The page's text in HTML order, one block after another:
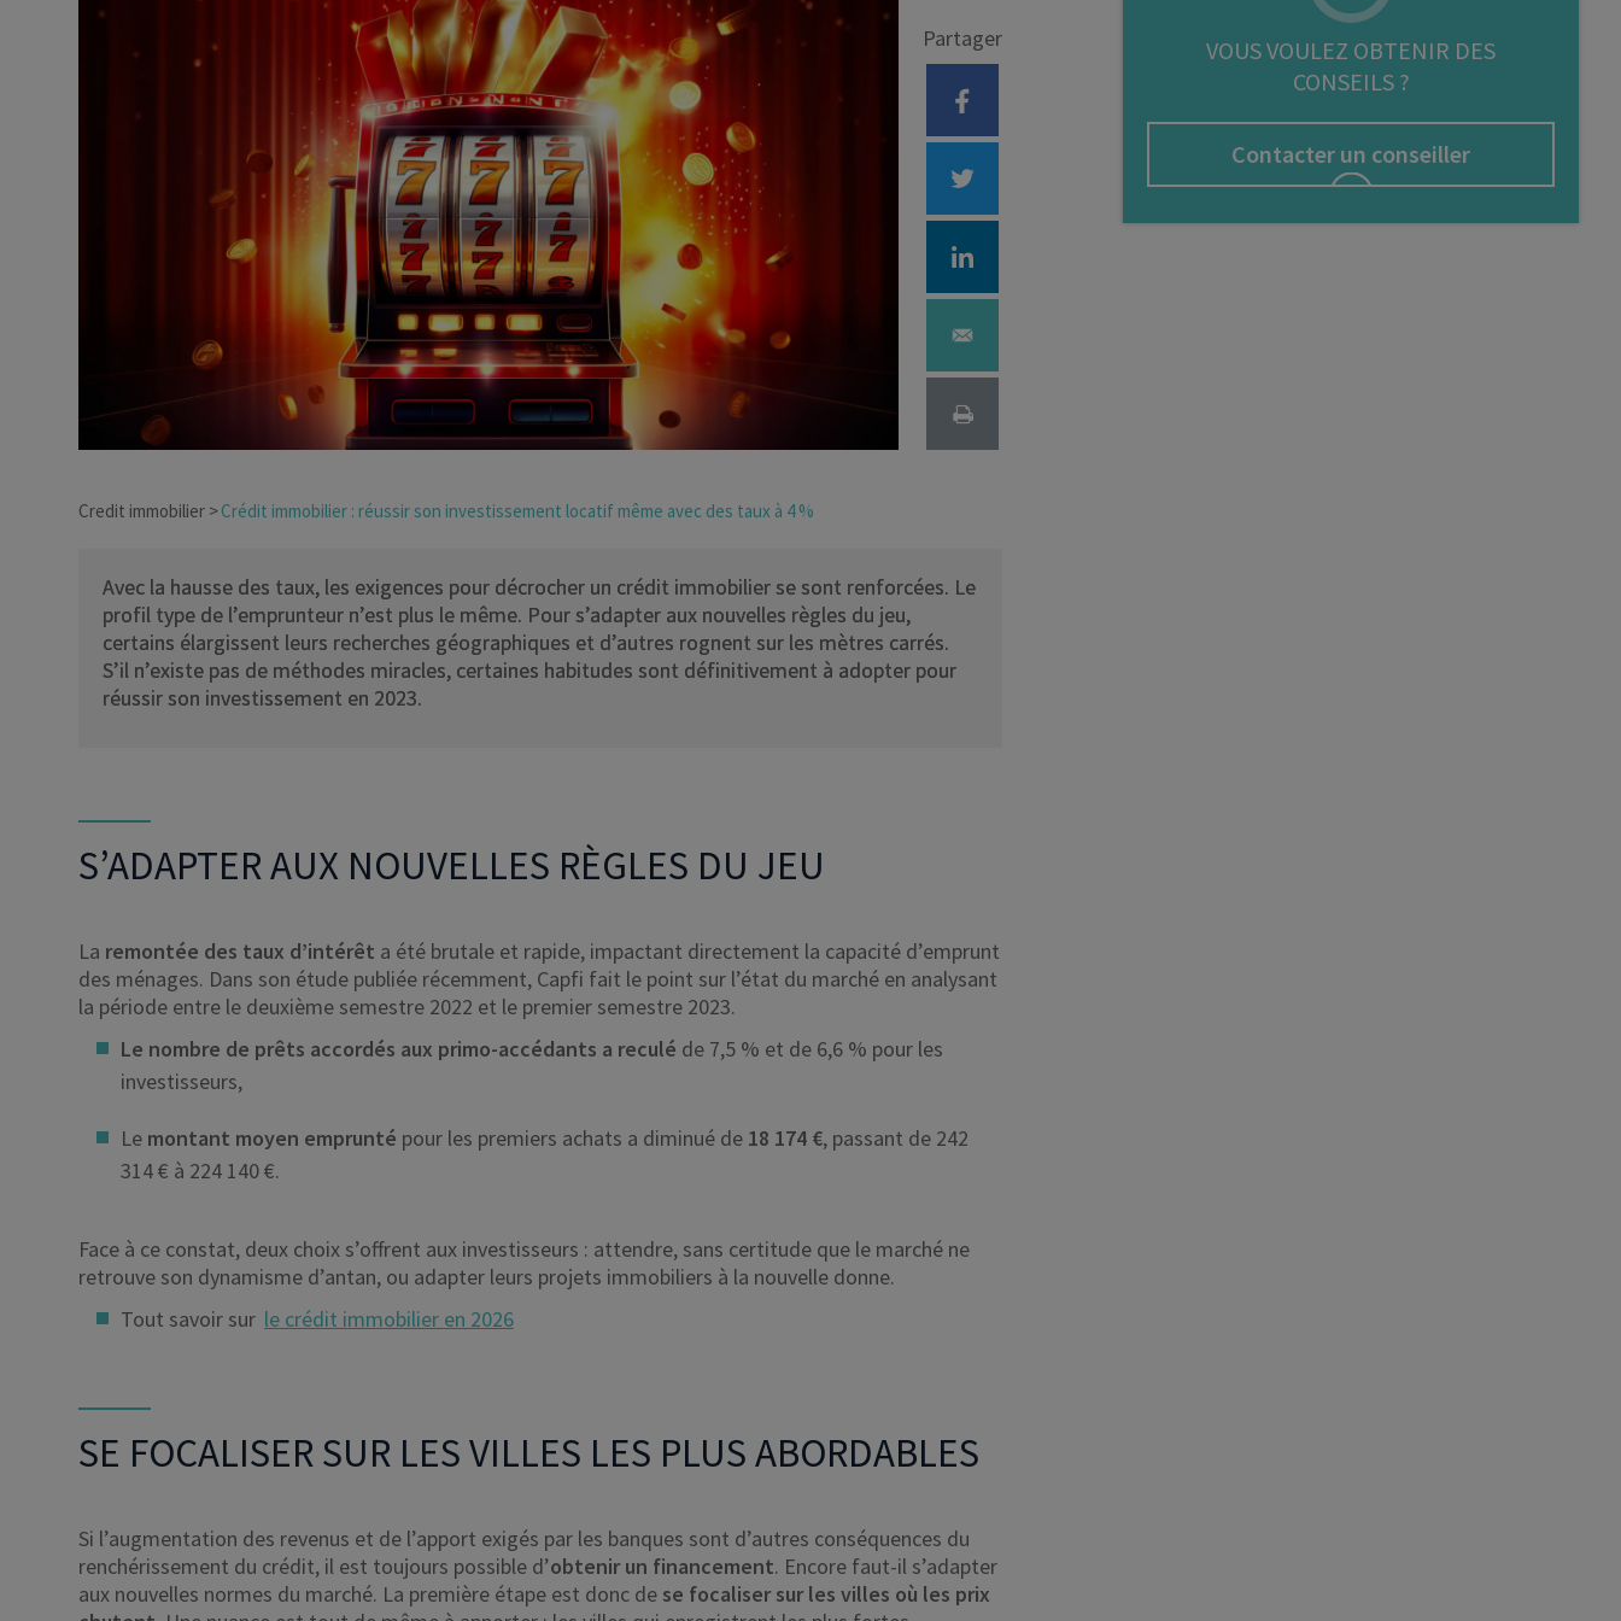
Dirigeant d’entreprise
Conseils fiscalité d’entreprise
Déficit foncier
Loi Pinel
Anciens dispositifs
Investissement locatif
Partager
Credit immobilier Crédit immobilier : réussir son investissement locatif même avec des taux à 4 %
Avec la hausse des taux, les exigences pour décrocher un crédit immobilier se sont renforcées. Le
profil type de l’emprunteur n’est plus le même. Pour s’adapter aux nouvelles règles du jeu,
certains élargissent leurs recherches géographiques et d’autres rognent sur les mètres carrés.
S’il n’existe pas de méthodes miracles, certaines habitudes sont définitivement à adopter pour
réussir son investissement en 2023.
S’ADAPTER AUX NOUVELLES RÈGLES DU JEU
La remontée des taux d’intérêt a été brutale et rapide, impactant directement la capacité d’emprunt
des ménages. Dans son étude publiée récemment, Capfi fait le point sur l’état du marché en analysant
la période entre le deuxième semestre 2022 et le premier semestre 2023.
Le nombre de prêts accordés aux primo-accédants a reculé de 7,5 % et de 6,6 % pour les
investisseurs,
Le montant moyen emprunté pour les premiers achats a diminué de 18 174 €, passant de 242
314 € à 224 140 €.
Face à ce constat, deux choix s’offrent aux investisseurs : attendre, sans certitude que le marché ne
retrouve son dynamisme d’antan, ou adapter leurs projets immobiliers à la nouvelle donne.
Tout savoir sur le crédit immobilier en 2026
SE FOCALISER SUR LES VILLES LES PLUS ABORDABLES
Si l’augmentation des revenus et de l’apport exigés par les banques sont d’autres conséquences du
renchérissement du crédit, il est toujours possible d’obtenir un financement. Encore faut-il s’adapter
aux nouvelles normes du marché. La première étape est donc de se focaliser sur les villes où les prix
VOUS VOULEZ OBTENIR DES
CONSEILS ?
Contacter un conseiller